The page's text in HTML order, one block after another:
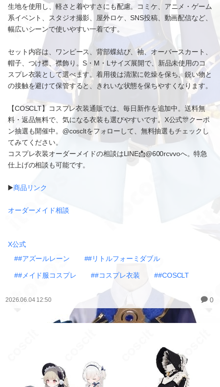
生地を使用し、軽さと着やすさにも配慮。コミケ、アニメ・ゲーム
系イベント、スタジオ撮影、屋外ロケ、SNS投稿、動画配信など、
幅広いシーンで使いやすい一着です。
セット内容は、ワンピース、背部蝶結び、袖、オーバースカート、
帽子、つけ襟、襟飾り。S・M・Lサイズ展開で、新品未使用のコ
スプレ衣装として選べます。着用後は清潔に乾燥を保ち、鋭い物と
の接触を避けて保管すると、きれいな状態を保ちやすくなります。
【COSCLT】コスプレ衣装通販では、毎日新作を追加中。送料無
料・返品無料で、気になる衣装も選びやすいです。X公式🎊クーポ
ン抽選も開催中。@coscltをフォローして、無料抽選もチェックし
てみてください。
コスプレ衣装オーダーメイドの相談はLINE📩@600rcvvoへ。特急
仕上げの相談も可能です。
▶️商品リンク
オーダーメイド相談
X公式
##アズールレーン
##リトルフォーミダブル
##メイド服コスプレ ##コスプレ衣装 ##COSCLT
2026.06.04 12:50 0